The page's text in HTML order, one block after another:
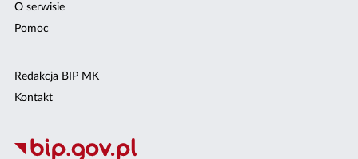
O serwisie
Pomoc
Redakcja BIP MK
Kontakt